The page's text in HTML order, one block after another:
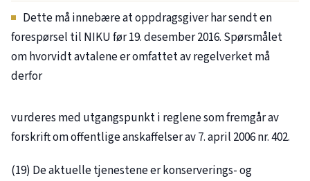
Dette må innebære at oppdragsgiver har sendt en
forespørsel til NIKU før 19. desember 2016. Spørsmålet
om hvorvidt avtalene er omfattet av regelverket må
derfor
vurderes med utgangspunkt i reglene som fremgår av
forskrift om offentlige anskaffelser av 7. april 2006 nr. 402.
(19) De aktuelle tjenestene er konserverings- og